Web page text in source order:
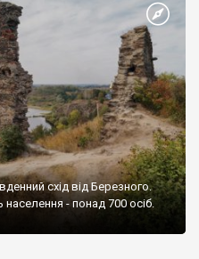
схід від Березного.
населення - понад 700 осіб.